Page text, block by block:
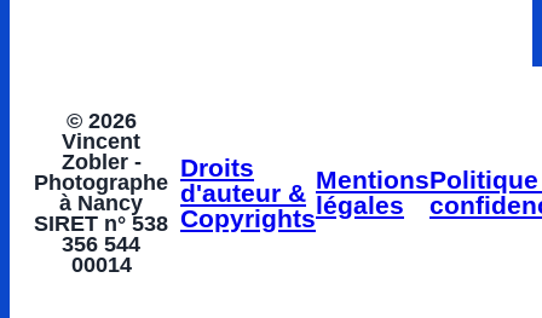
© 2026
Vincent
Zobler -
Photographe
à Nancy
SIRET n° 538
356 544
00014
Droits
d'auteur &
Copyrights
Mentions
légales